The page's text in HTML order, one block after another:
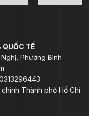
TẾ
Phường Bình
Thành phố Hồ Chí